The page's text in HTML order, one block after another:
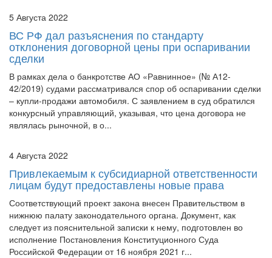
5 Августа 2022
ВС РФ дал разъяснения по стандарту
отклонения договорной цены при оспаривании
сделки
В рамках дела о банкротстве АО «Равнинное» (№ А12-
42/2019) судами рассматривался спор об оспаривании сделки
– купли-продажи автомобиля. С заявлением в суд обратился
конкурсный управляющий, указывая, что цена договора не
являлась рыночной, в о...
4 Августа 2022
Привлекаемым к субсидиарной ответственности
лицам будут предоставлены новые права
Соответствующий проект закона внесен Правительством в
нижнюю палату законодательного органа. Документ, как
следует из пояснительной записки к нему, подготовлен во
исполнение Постановления Конституционного Суда
Российской Федерации от 16 ноября 2021 г...